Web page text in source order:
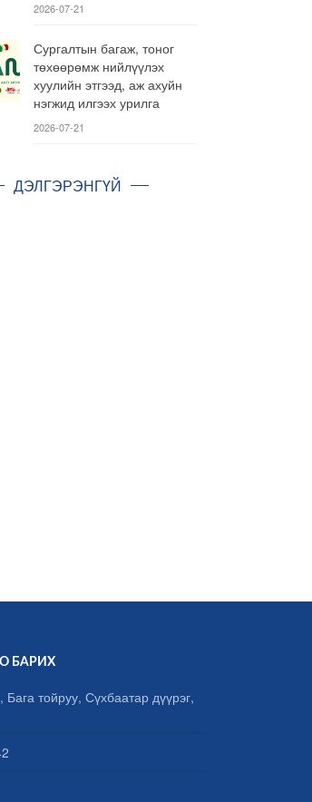
2026-07-21
Сургалтын багаж, тоног
төхөөрөмж нийлүүлэх
хуулийн этгээд, аж ахуйн
нэгжид илгээх урилга
2026-07-21
ДЭЛГЭРЭНГҮЙ
БАРИХ
тойруу, Сүхбаатар дүүрэг,